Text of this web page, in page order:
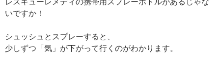
いですか！
シュッシュとスプレーすると、
少しずつ「気」が下がって行くのがわかります。